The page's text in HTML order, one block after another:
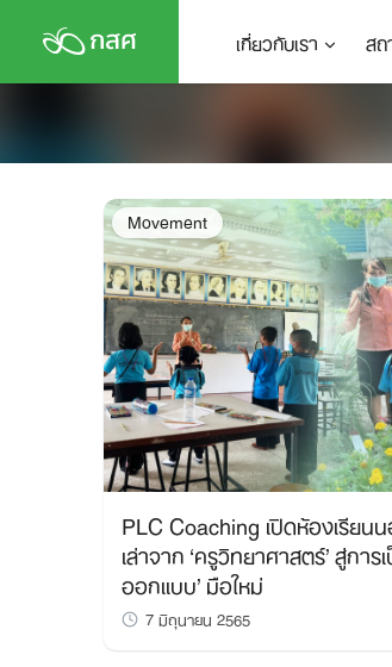
content
เกี่ยวกับเรา ส
Movement
PLC Coaching เปิดห้องเรียน
เล่าจาก ‘ครูวิทยาศาสตร์’ สู่การ
ออกแบบ’ มือใหม่
7 มิถุนายน 2565